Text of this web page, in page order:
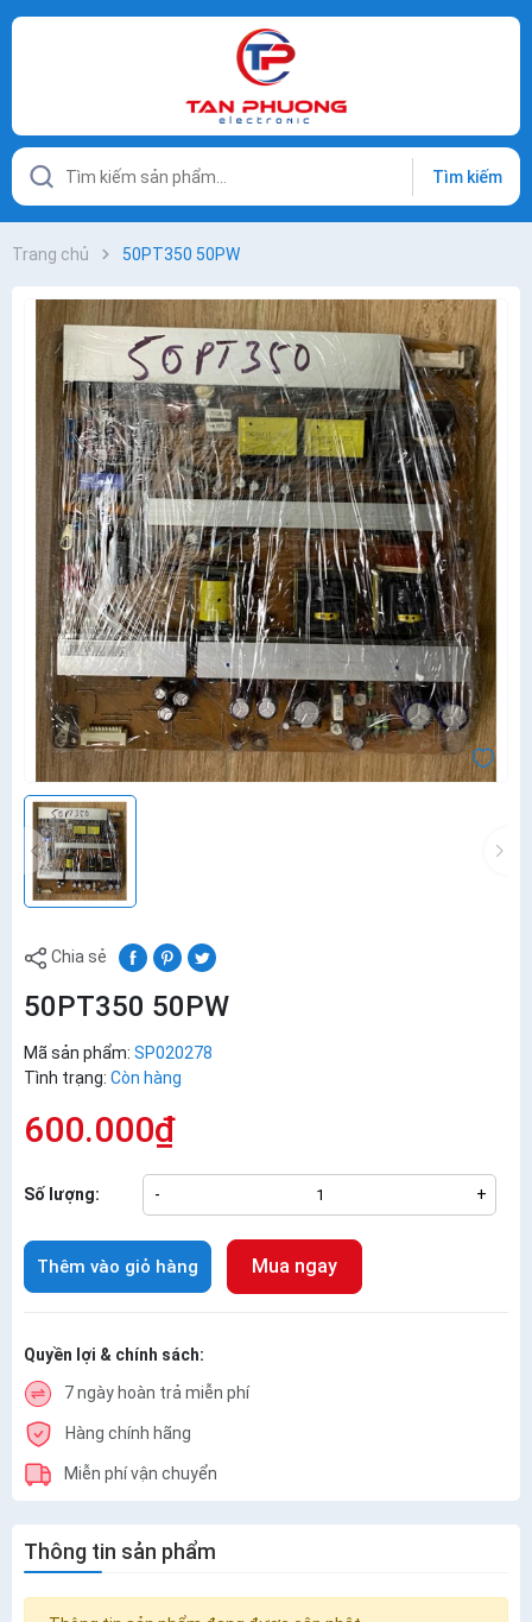
Tìm kiếm
Trang chủ 50PT350 50PW
Chia sẻ
50PT350 50PW
Mã sản phẩm: SP020278
Tình trạng: Còn hàng
600.000₫
Số lượng: - +
Thêm vào giỏ hàng Mua ngay
Quyền lợi & chính sách:
7 ngày hoàn trả miễn phí
Hàng chính hãng
Miễn phí vận chuyển
Thông tin sản phẩm